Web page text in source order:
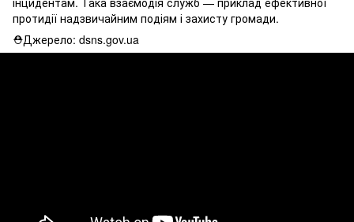
протидії надзвичайним подіям і захисту громади.
⛑Джерело: dsns.gov.ua